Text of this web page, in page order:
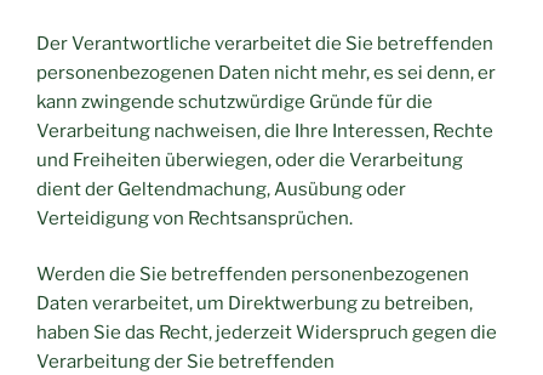
Der Verantwortliche verarbeitet die Sie betreffenden
personenbezogenen Daten nicht mehr, es sei denn, er
kann zwingende schutzwürdige Gründe für die
Verarbeitung nachweisen, die Ihre Interessen, Rechte
und Freiheiten überwiegen, oder die Verarbeitung
dient der Geltendmachung, Ausübung oder
Verteidigung von Rechtsansprüchen.
Werden die Sie betreffenden personenbezogenen
Daten verarbeitet, um Direktwerbung zu betreiben,
haben Sie das Recht, jederzeit Widerspruch gegen die
Verarbeitung der Sie betreffenden